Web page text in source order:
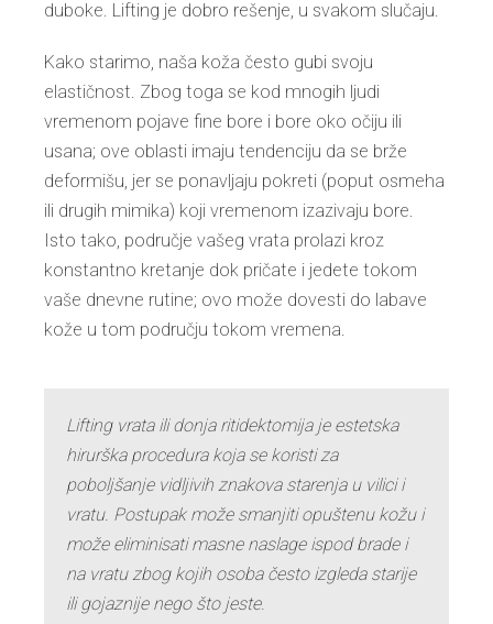
duboke. Lifting je dobro rešenje, u svakom slučaju.
Kako starimo, naša koža često gubi svoju
elastičnost. Zbog toga se kod mnogih ljudi
vremenom pojave fine bore i bore oko očiju ili
usana; ove oblasti imaju tendenciju da se brže
deformišu, jer se ponavljaju pokreti (poput osmeha
ili drugih mimika) koji vremenom izazivaju bore.
Isto tako, područje vašeg vrata prolazi kroz
konstantno kretanje dok pričate i jedete tokom
vaše dnevne rutine; ovo može dovesti do labave
kože u tom području tokom vremena.
Lifting vrata ili donja ritidektomija je estetska
hirurška procedura koja se koristi za
poboljšanje vidljivih znakova starenja u vilici i
vratu. Postupak može smanjiti opuštenu kožu i
može eliminisati masne naslage ispod brade i
na vratu zbog kojih osoba često izgleda starije
ili gojaznije nego što jeste.